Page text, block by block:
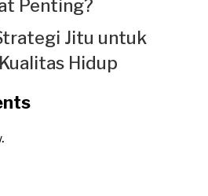
Penting?
Jitu untuk
Hidup